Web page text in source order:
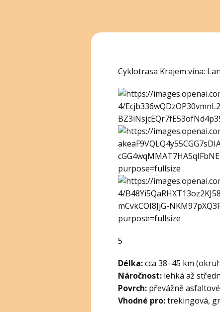
Cyklotrasa Krajem vína:
5
Délka:cca 38–45 km
Náročnost: lehká až
Povrch: převážně
Vhodné pro:trekingová,